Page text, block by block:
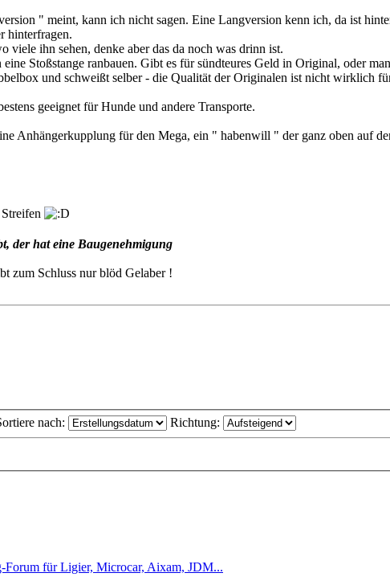
" meint, kann ich nicht sagen. Eine Langversion kenn ich, da ist
hinterfragen.
viele ihn sehen, denke aber das da noch was drinn ist.
Stoßstange ranbauen. Gibt es für sündteures Geld in Original, oder
und schweißt selber - die Qualität der Originalen ist nicht wirklich
geeignet für Hunde und andere Transporte.
Anhängerkupplung für den Mega, ein " habenwill " der ganz oben auf
der hat eine Baugenehmigung
zum Schluss nur blöd Gelaber !
nach: Richtung:
Forum für Ligier, Microcar, Aixam, JDM...